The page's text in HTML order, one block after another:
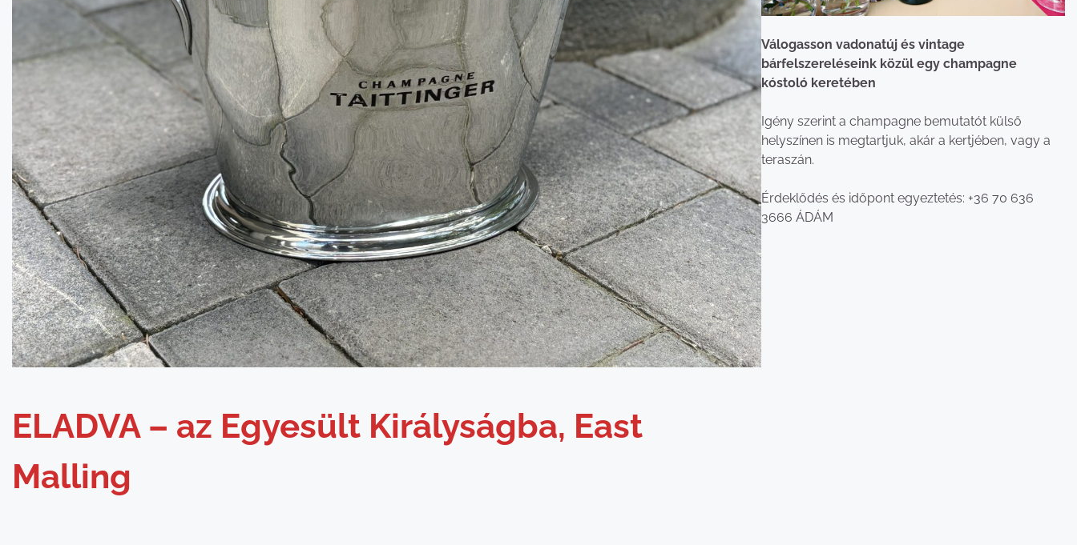
ELADVA – az Egyesült Királyságba, East
Malling
Válogasson vadonatúj és vintage
bárfelszereléseink közül egy champagne
kóstoló keretében
Igény szerint a champagne bemutatót külső
helyszínen is megtartjuk, akár a kertjében, vagy a
teraszán.
Érdeklődés és időpont egyeztetés: +36 70 636
3666 ÁDÁM